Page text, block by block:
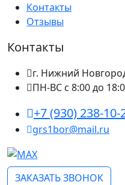
Контакты
Отзывы
Контакты
г. Нижний
ПН-ВС с 8:00 до
+7 (930) 238-10-
grs1bor@mail.ru
ЗАКАЗАТЬ ЗВОНОК